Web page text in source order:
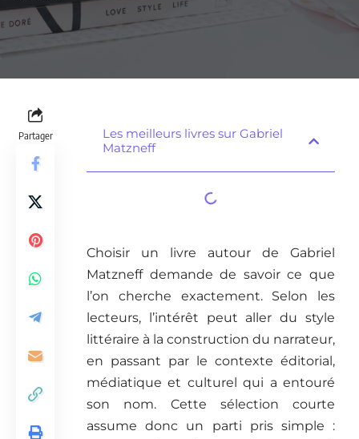
Partager
Les meilleurs livres sur Gabriel
Matzneff
Choisir un livre autour de Gabriel
Matzneff demande de savoir ce que
l’on cherche exactement. Selon les
lecteurs, l’intérêt peut aller du style
littéraire à la construction du narrateur,
en passant par le contexte éditorial,
médiatique et culturel qui a entouré
son nom. Cette sélection courte
assume donc un parti pris simple :